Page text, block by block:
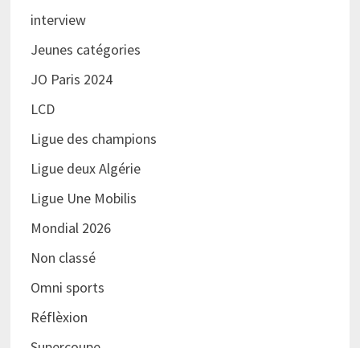
interview
Jeunes catégories
JO Paris 2024
LCD
Ligue des champions
Ligue deux Algérie
Ligue Une Mobilis
Mondial 2026
Non classé
Omni sports
Réflèxion